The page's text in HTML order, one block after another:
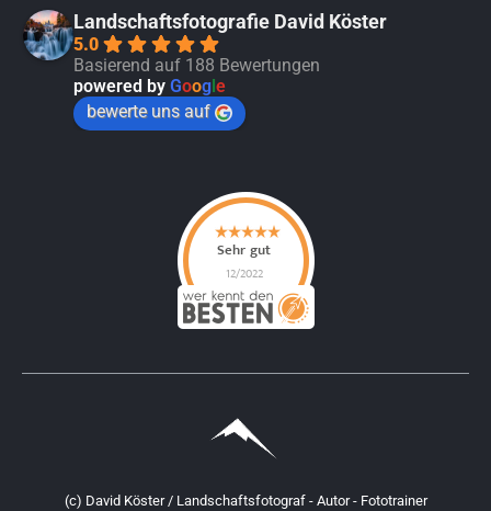
Landschaftsfotografie David Köster
5.0
Basierend auf 188 Bewertungen
powered by Goog e
bewerte uns auf
(c) David Köster / Landschaftsfotograf - Autor - Fototrainer